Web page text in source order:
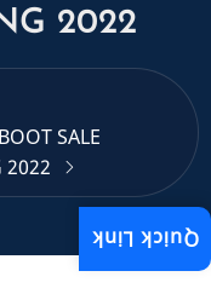
2022
SALE
2022
Quick Link